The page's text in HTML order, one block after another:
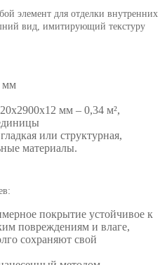
элемент для отделки внутренних
вид, имитирующий текстуру
мм
мм – 0,34 м²,
или структурная,
материалы.
покрытие устойчивое к
повреждениям и влаге,
сохраняют свой